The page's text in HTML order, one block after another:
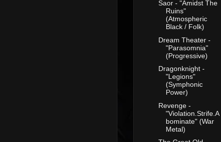
Saor - "Amidst The
Ruins"
(Atmospheric
Black / Folk)
Dream Theater -
"Parasomnia"
(Progressive)
Dragonknight -
"Legions"
(Symphonic
Power)
Revenge -
"Violation.Strife.A
bominate" (War
Metal)